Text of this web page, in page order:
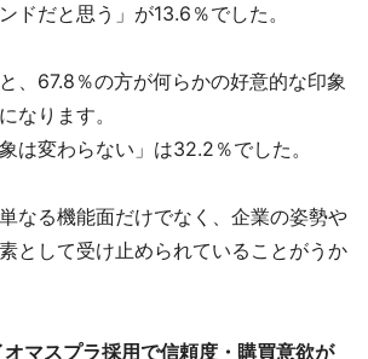
ドだと思う」が13.6％でした。
、67.8％の方が何らかの好意的な印象
なります。
は変わらない」は32.2％でした。
なる機能面だけでなく、企業の姿勢や
として受け止められていることがうか
マスプラ採用で信頼度・購買意欲が